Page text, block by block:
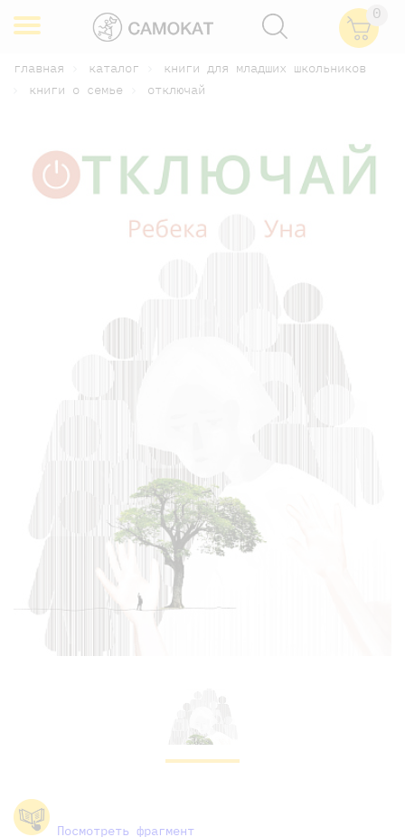
0
главная каталог
книги для младших школьников
книги о семье
отключай
Посмотреть фрагмент